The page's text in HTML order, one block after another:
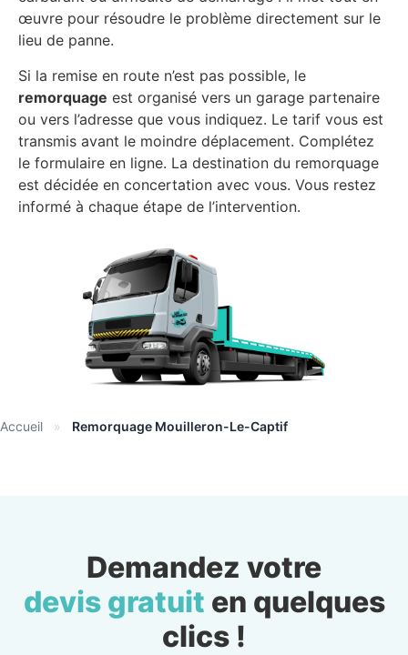
œuvre pour résoudre le problème directement sur le
lieu de panne.
Si la remise en route n’est pas possible, le
remorquage est organisé vers un garage partenaire
ou vers l’adresse que vous indiquez. Le tarif vous est
transmis avant le moindre déplacement. Complétez
le formulaire en ligne. La destination du remorquage
est décidée en concertation avec vous. Vous restez
informé à chaque étape de l’intervention.
Accueil » Remorquage Mouilleron-Le-Captif
Demandez votre
devis gratuit en quelques
clics !